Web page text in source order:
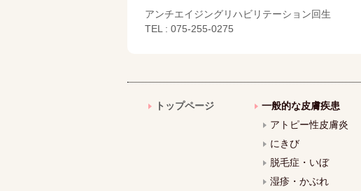
アンチエイジングリハビリテーション回生
TEL : 075-255-0275
トップページ
一般的な皮膚疾患
アトピー性皮膚炎
にきび
脱毛症・いぼ
湿疹・かぶれ